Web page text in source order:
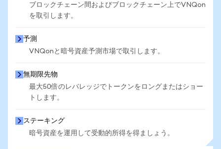
ブロックチェーン間およびブロックチェーン上でVNQon
を取引します。
予測
VNQonと暗号資産予測市場で取引します。
無期限先物
最大50倍のレバレッジでトークンをロングまたはショー
トします。
ステーキング
暗号資産を運用して受動的所得を得ましょう。